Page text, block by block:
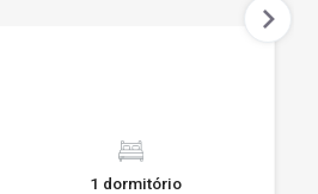
1 dormitório